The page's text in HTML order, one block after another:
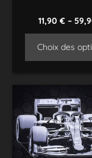
11,90€ –
Choix des